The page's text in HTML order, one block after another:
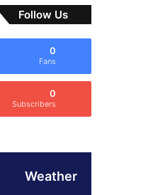
Follow Us
0
Fans
0
Subscribers
Weather